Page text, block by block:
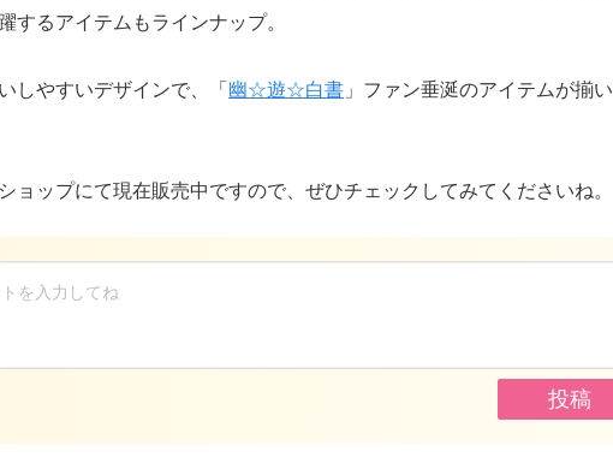
するアイテムもラインナップ。
しやすいデザインで、「 幽☆遊☆白書 」ファン垂涎のアイテムが揃い
ョップにて現在販売中ですので、ぜひチェックしてみてくださいね。